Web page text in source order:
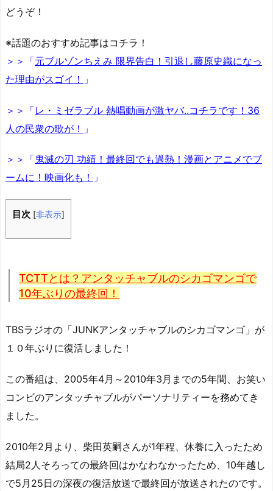
どうぞ！
※話題のおすすめ記事はコチラ！
＞＞「元ブルゾンちえみ 限界告白！引退し藤原史織になっ
た理由がスゴイ！ 」
＞＞「レ・ミゼラブル 熱唱動画が激ヤバ..コチラです！36
人の民衆の歌が！ 」
＞＞「鬼滅の刃 功績！最終回でも過熱！漫画とアニメでブ
ームに！映画化も！ 」
目次 [非表示]
TCTTとは？アンタッチャブルのシカゴマンゴで
10年ぶりの最終回！
TBSラジオの「JUNKアンタッチャブルのシカゴマンゴ」が
１０年ぶりに復活しました！
この番組は、2005年4月～2010年3月までの5年間、お笑い
コンビのアンタッチャブルがパーソナリティーを務めてき
ました。
2010年2月より、柴田英嗣さんが1年程、休養に入ったため
結局2人そろっての最終回はかなわなかったため、10年越し
で5月25日の深夜の復活放送で最終回が放送されたのです。